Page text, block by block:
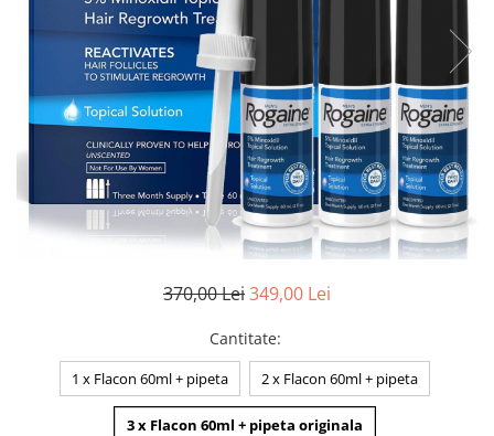
370,00 Lei349,00 Lei
Cantitate:
1 x Flacon 60ml + pipeta 2 x Flacon 60ml + pipeta
3 x Flacon 60ml + pipeta originala